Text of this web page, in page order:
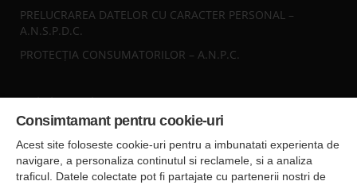
PRELUCRAREA DATELOR CU CARACTER PERSONAL –
A.N.S.P.D.C.
PROTECȚIA CONSUMATORILOR – A.N.P.C.
Sediul central
Falticeni ( Autogara Romfour )
str. Plutonier Ghiniţă nr.8, Fălticeni, judeţul Suceava
0040374557200
Consimtamant pentru cookie-uri
Acest site foloseste cookie-uri pentru a imbunatati experienta de
navigare, a personaliza continutul si reclamele, si a analiza
traficul. Datele colectate pot fi partajate cu partenerii nostri de